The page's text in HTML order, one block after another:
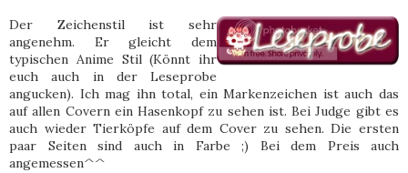
Der Zeichenstil ist sehr
angenehm. Er gleicht dem
typischen Anime Stil (Könnt ihr
euch auch in der Leseprobe
angucken). Ich mag ihn total, ein Markenzeichen ist auch das
auf allen Covern ein Hasenkopf zu sehen ist. Bei Judge gibt es
auch wieder Tierköpfe auf dem Cover zu sehen. Die ersten
paar Seiten sind auch in Farbe ;) Bei dem Preis auch
angemessen^^